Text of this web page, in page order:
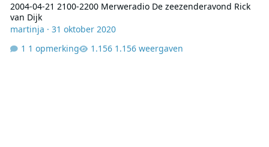
2004-04-21 2100-2200 Merweradio De zeezenderavond Rick
van Dijk
martinja · 31 oktober 2020
1 opmerking
1.156 weergaven